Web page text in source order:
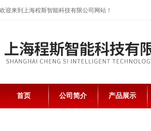
欢迎来到上海程斯智能科技有限公司网站！
首页 公司简介 产品展示